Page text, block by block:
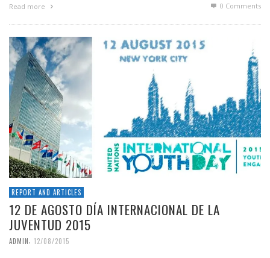
Read more 0 Comments
REPORT AND ARTICLES
12 DE AGOSTO DÍA INTERNACIONAL DE LA
JUVENTUD 2015
ADMIN, 12/08/2015